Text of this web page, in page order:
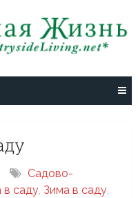
Cадово-
в саду, Зима в саду,